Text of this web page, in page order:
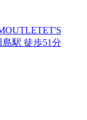
駅 徒歩51分